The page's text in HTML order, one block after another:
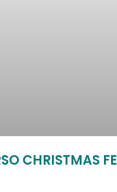
CHRISTMAS